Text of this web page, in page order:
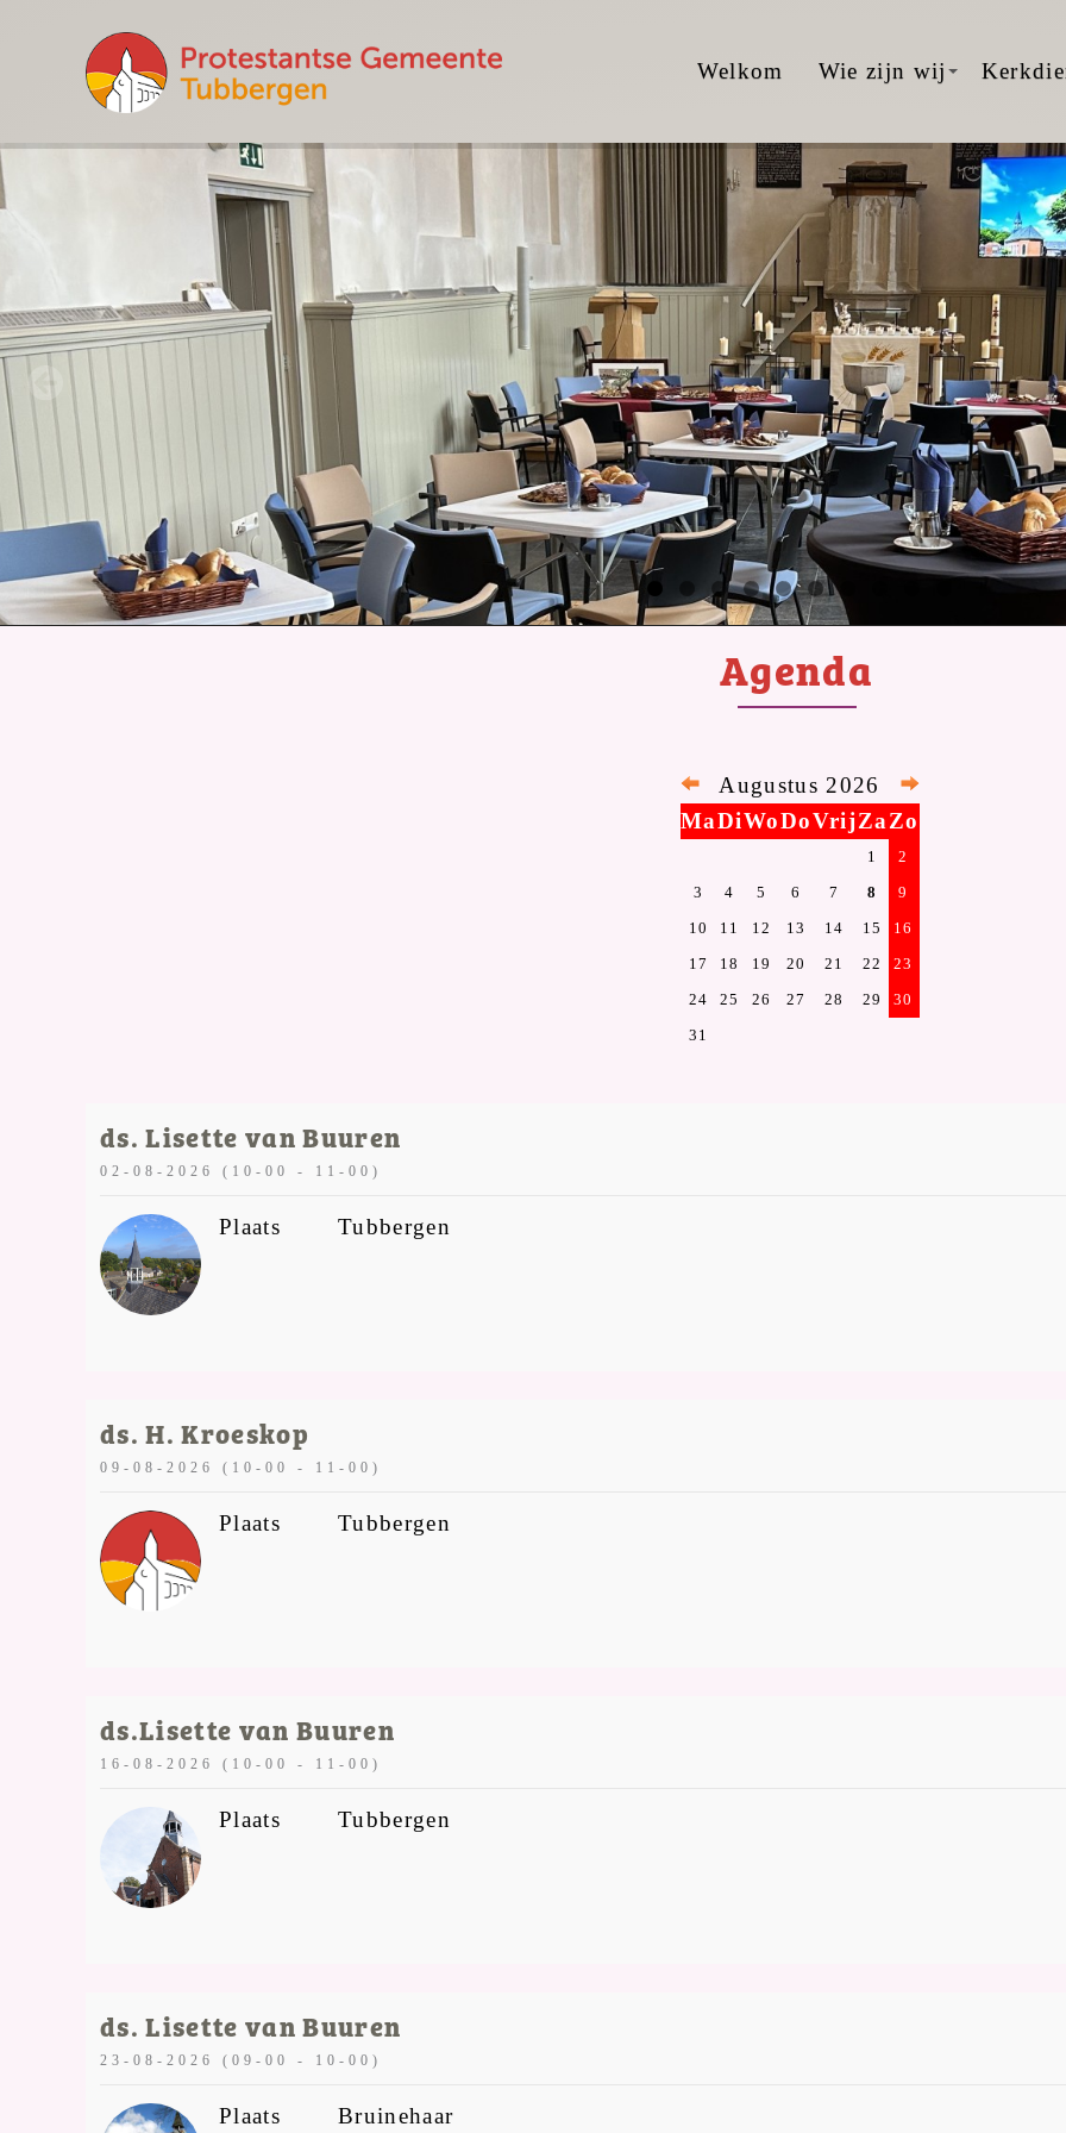
Welkom Wie zijn wij
Agenda
Augustus 2026
MaDiWoDoVrijZaZo
1
2
3
4 5 6 7 8
9
10
11 12 13 14 15
16
17
18 19 20 21 22
23
24
25 26 27 28 29
30
31
ds. Lisette van Buuren
02-08-2026 (10-00 - 11-00)
Plaats Tubbergen
ds. H. Kroeskop
09-08-2026 (10-00 - 11-00)
Plaats Tubbergen
ds.Lisette van Buuren
16-08-2026 (10-00 - 11-00)
Plaats Tubbergen
ds. Lisette van Buuren
23-08-2026 (09-00 - 10-00)
Plaats Bruinehaar